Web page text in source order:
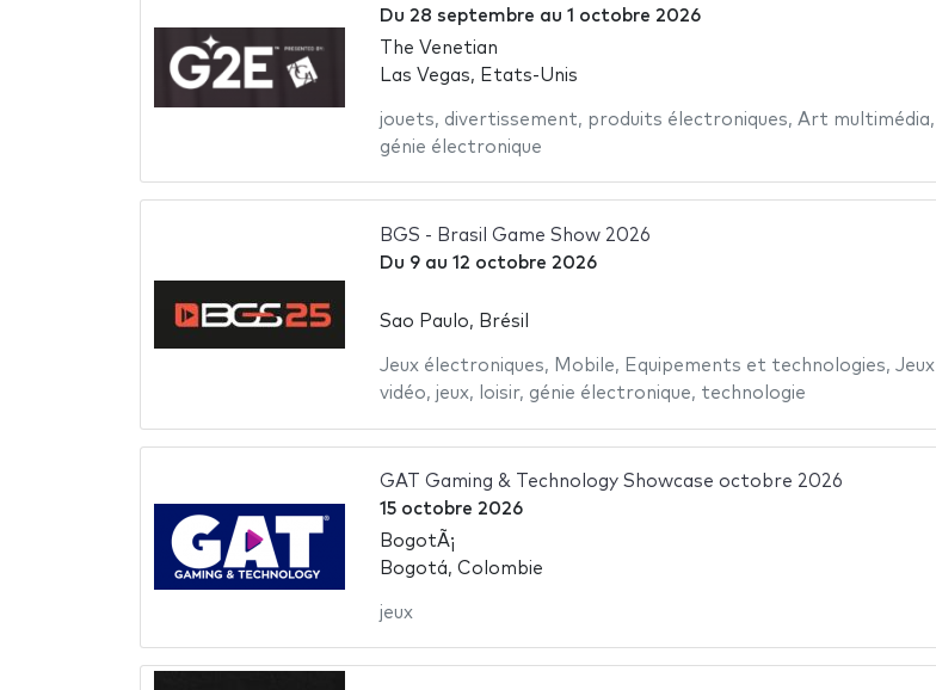
Du 28 septembre au 1 octobre 2026
The Venetian
Las Vegas, Etats-Unis
jouets, divertissement, produits électroniques, Art multimédia,
génie électronique
BGS - Brasil Game Show 2026
Du 9au 12 octobre 2026
Sao Paulo, Brésil
Jeux électroniques, Mobile, Equipements et technologies, Jeux
vidéo, jeux, loisir, génie électronique, technologie
GAT Gaming & Technology Showcase octobre 2026
15 octobre 2026
BogotÃ¡
Bogotá, Colombie
jeux